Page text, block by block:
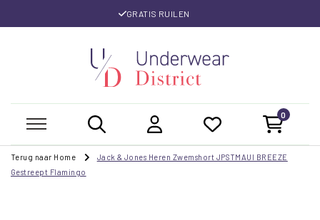
GRATIS RUILEN
0
Terug naar Home
Jack & Jones Heren Zwemshort JPSTMAUI BREEZE
Gestreept Flamingo